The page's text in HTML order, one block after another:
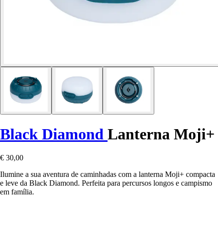
Black Diamond Lanterna Moji+
€ 30,00
Ilumine a sua aventura de caminhadas com a lanterna Moji+ compacta
e leve da Black Diamond. Perfeita para percursos longos e campismo
em família.